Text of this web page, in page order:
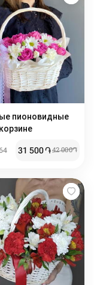
пионовидные
розы в корзине
31 500֏42 000֏